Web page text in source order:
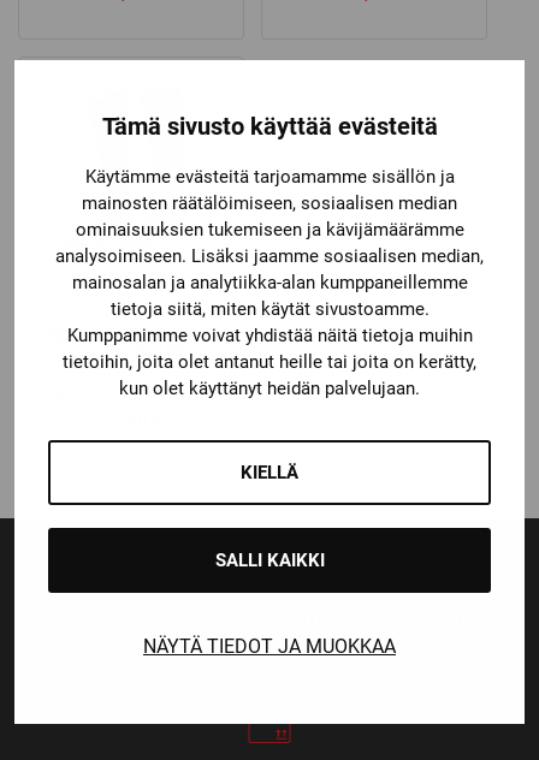
Tämä sivusto käyttää evästeitä
Käytämme evästeitä tarjoamamme sisällön ja
mainosten räätälöimiseen, sosiaalisen median
ominaisuuksien tukemiseen ja kävijämäärämme
analysoimiseen. Lisäksi jaamme sosiaalisen median,
mainosalan ja analytiikka-alan kumppaneillemme
tietoja siitä, miten käytät sivustoamme.
Kumppanimme voivat yhdistää näitä tietoja muihin
tietoihin, joita olet antanut heille tai joita on kerätty,
kun olet käyttänyt heidän palvelujaan.
KIELLÄ
SALLI KAIKKI
NÄYTÄ TIEDOT JA MUOKKAA
CCM
CCM LUISTINSUKKA
BASIC POLVI
Katso kaikki vaihtoehdot